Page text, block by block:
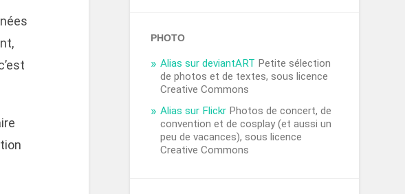
PHOTO
Alias sur deviantART Petite sélection
de photos et de textes, sous licence
Creative Commons
Alias sur Flickr Photos de concert, de
convention et de cosplay (et aussi un
peu de vacances), sous licence
Creative Commons